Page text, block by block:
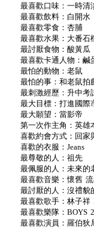
最喜歡口味：一時清
最喜歡飲料：白開水
最喜歡零食：杏脯
最喜歡水果：大番石
最討厭食物：酸黃瓜
最喜歡卡通人物：鹹
最怕的動物：老鼠
最怕的事：和老鼠拍
最刺激經歷：升中考
最大目標：打進國際
最大願望：當影帝
第一次作主角：英雄
喜歡約會方式：回家
喜歡的衣服：Jeans
最尊敬的人：祖先
最佩服的人：未來的
最喜歡音樂：懷舊
最討厭的人：沒禮貌
最喜歡歌手：林子
最喜歡樂隊：BOYS
最喜歡演員：羅伯